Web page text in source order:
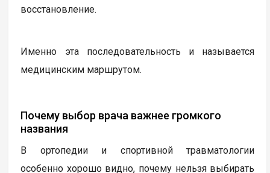
восстановление.
Именно эта последовательность и называется
медицинским маршрутом.
Почему выбор врача важнее громкого
названия
В ортопедии и спортивной травматологии
особенно хорошо видно, почему нельзя выбирать